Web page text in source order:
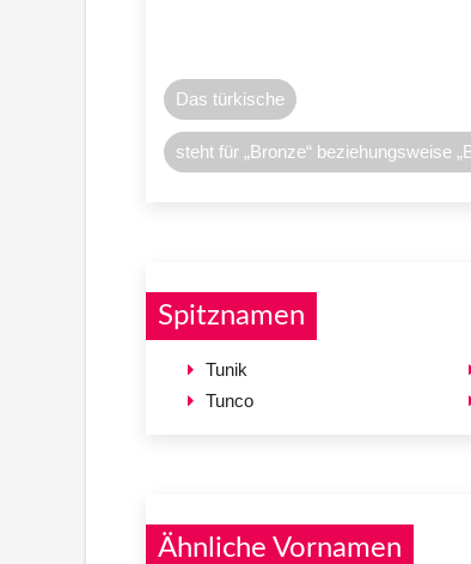
Das türkische
steht für „Bronze“ beziehungsweise
Spitznamen
Tunik
Tunco
Ähnliche Vornamen